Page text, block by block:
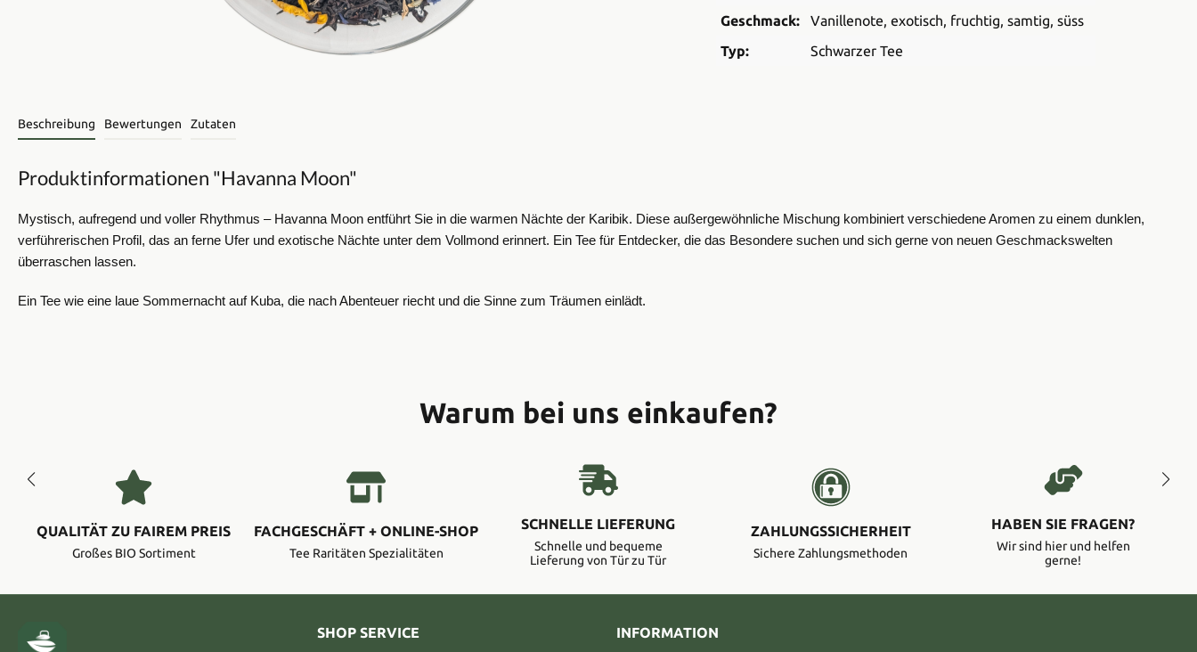
Geschmack:
Vanillenote, exotisch, fruchtig, samtig, süss
Typ:
Schwarzer Tee
Beschreibung Bewertungen Zutaten
Produktinformationen "Havanna Moon"
Mystisch, aufregend und voller Rhythmus – Havanna Moon entführt Sie in die warmen Nächte der Karibik. Diese außergewöhnliche Mischung kombiniert verschiedene Aromen zu einem dunklen,
verführerischen Profil, das an ferne Ufer und exotische Nächte unter dem Vollmond erinnert. Ein Tee für Entdecker, die das Besondere suchen und sich gerne von neuen Geschmackswelten
überraschen lassen.
Ein Tee wie eine laue Sommernacht auf Kuba, die nach Abenteuer riecht und die Sinne zum Träumen einlädt.
Warum bei uns einkaufen?
QUALITÄT ZU FAIREM PREIS
Großes BIO Sortiment
FACHGESCHÄFT + ONLINE-SHOP
Tee Raritäten Spezialitäten
SCHNELLE LIEFERUNG
Schnelle und bequeme
Lieferung von Tür zu Tür
ZAHLUNGSSICHERHEIT
Sichere Zahlungsmethoden
HABEN SIE FRAGEN?
Wir sind hier und helfen
gerne!
SHOP SERVICE INFORMATION